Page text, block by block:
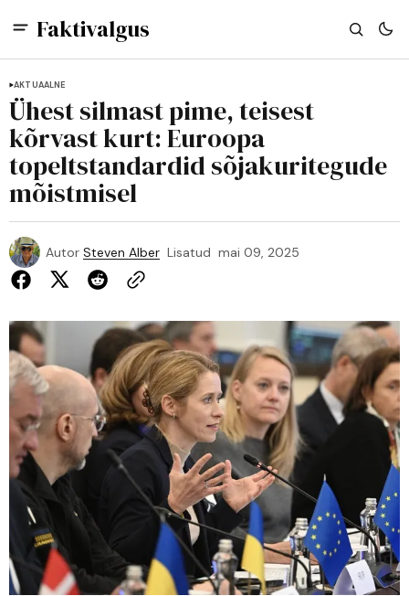
Faktivalgus
AKTUAALNE
Ühest silmast pime, teisest
kõrvast kurt: Euroopa
topeltstandardid sõjakuritegude
mõistmisel
Autor Steven Alber Lisatud mai 09, 2025